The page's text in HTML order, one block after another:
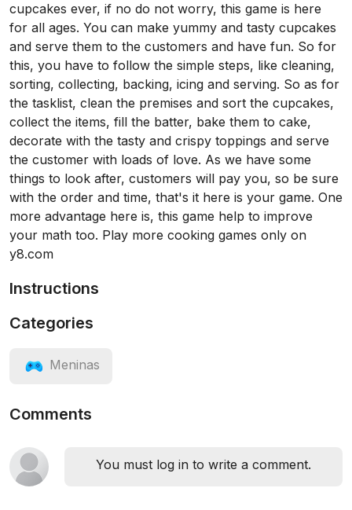
cupcakes ever, if no do not worry, this game is here
for all ages. You can make yummy and tasty cupcakes
and serve them to the customers and have fun. So for
this, you have to follow the simple steps, like cleaning,
sorting, collecting, backing, icing and serving. So as for
the tasklist, clean the premises and sort the cupcakes,
collect the items, fill the batter, bake them to cake,
decorate with the tasty and crispy toppings and serve
the customer with loads of love. As we have some
things to look after, customers will pay you, so be sure
with the order and time, that's it here is your game. One
more advantage here is, this game help to improve
your math too. Play more cooking games only on
y8.com
Instructions
Categories
Meninas
Comments
You must log in to write a comment.